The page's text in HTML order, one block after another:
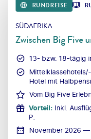
RUNDREISE
SÜDAFRIKA
Zwischen Big Five
13- bzw. 18-tägig
Hotel mit
Vom Big Five
Vorteil: Inkl.
P.
November 2026 —